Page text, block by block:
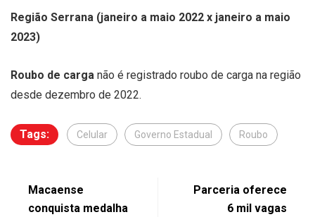
Região Serrana (janeiro a maio 2022 x janeiro a maio
2023)
Roubo de carga não é registrado roubo de carga na região
desde dezembro de 2022.
Tags: Celular Governo Estadual Roubo
Macaense
conquista medalha
Parceria oferece
6 mil vagas